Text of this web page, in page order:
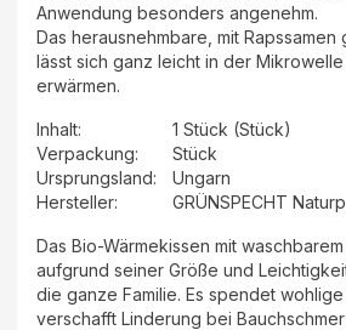
Anwendung besonders angenehm.
Das herausnehmbare, mit Rapssamen
lässt sich ganz leicht in der
erwärmen.
Inhalt:
1 Stück (Stück)
Verpackung:
Stück
Ursprungsland:
Ungarn
Hersteller: GRÜNSPECHT
Das Bio-Wärmekissen mit
aufgrund seiner Größe und
die ganze Familie. Es spendet
verschafft Linderung bei